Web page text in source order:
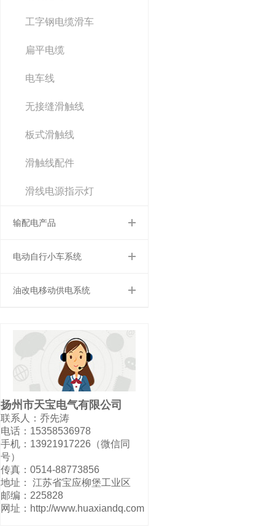
工字钢电缆滑车
扁平电缆
电车线
无接缝滑触线
板式滑触线
滑触线配件
滑线电源指示灯
输配电产品
电动自行小车系统
油改电移动供电系统
扬州市天宝电气有限公司
联系人：乔先涛
电话：15358536978
手机：13921917226（微信同
号）
传真：0514-88773856
地址： 江苏省宝应柳堡工业区
邮编：225828
网址：http://www.huaxiandq.com